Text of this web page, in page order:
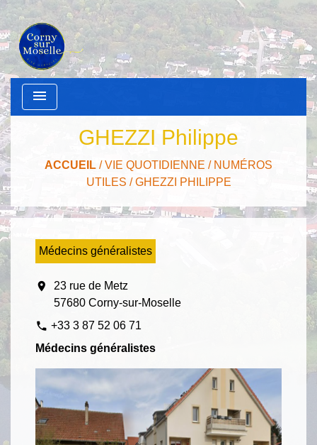
menu
GHEZZI Philippe
ACCUEIL /VIE QUOTIDIENNE / NUMÉROS
UTILES /GHEZZI PHILIPPE
Médecins généralistes
location_on
23 rue de Metz
57680 Corny-sur-Moselle
phone +33 3 87 52 06 71
Médecins généralistes